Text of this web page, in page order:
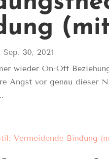
|Sep. 30, 2021
wieder On-Off
Angst vor genau dieser